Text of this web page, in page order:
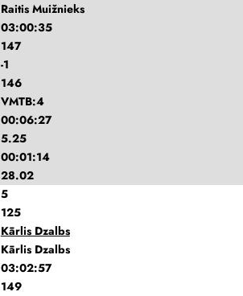
Raitis Muižnieks
03:00:35
147
-1
146
VMTB:4
00:06:27
5.25
00:01:14
28.02
5
125
Kārlis Dzalbs
Kārlis Dzalbs
03:02:57
149